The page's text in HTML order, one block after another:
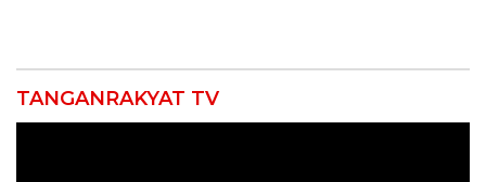
TANGANRAKYAT TV